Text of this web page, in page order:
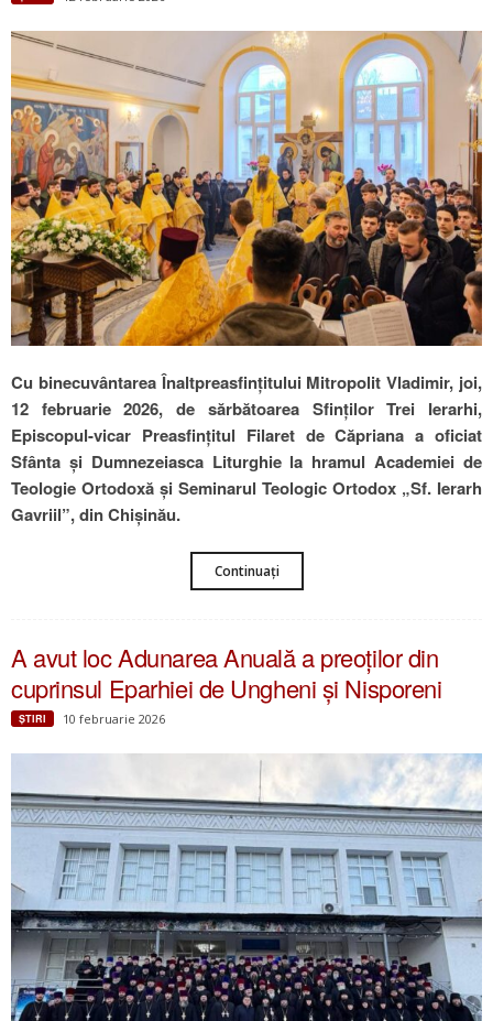
Cu binecuvântarea Înaltpreasfințitului Mitropolit Vladimir, joi,
12 februarie 2026, de sărbătoarea Sfinţilor Trei Ierarhi,
Episcopul-vicar Preasfințitul Filaret de Căpriana a oficiat
Sfânta și Dumnezeiasca Liturghie la hramul Academiei de
Teologie Ortodoxă și Seminarul Teologic Ortodox „Sf. Ierarh
Gavriil”, din Chișinău.
Continuați
A avut loc Adunarea Anuală a preoților din
cuprinsul Eparhiei de Ungheni și Nisporeni
ŞTIRI 10 februarie 2026